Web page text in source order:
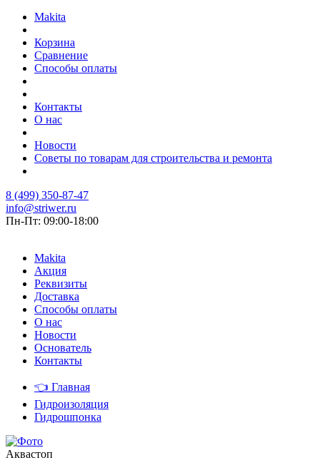
Makita
Корзина
Сравнение
Способы оплаты
Контакты
О нас
Новости
Советы по товарам для строительства и ремонта
8 (499) 350-87-47
info@striwer.ru
Пн-Пт: 09:00-18:00
Makita
Акция
Реквизиты
Доставка
Способы оплаты
О нас
Новости
Основатель
Контакты
👈 Главная
Гидроизоляция
Гидрошпонка
Аквастоп